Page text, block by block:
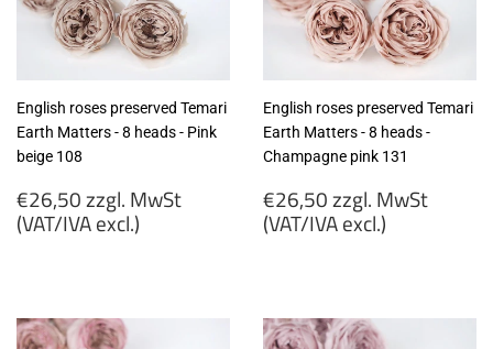
English roses preserved Temari
Earth Matters - 8 heads - Pink
beige 108
Regular
price
€26,50 zzgl. MwSt
(VAT/IVA excl.)
MwSt
(VAT/IVA
English roses preserved Temari
Earth Matters - 8 heads -
Champagne pink 131
Regular
price
€26,50 zzgl. MwSt
(VAT/IVA excl.)
MwSt
(VAT/IVA